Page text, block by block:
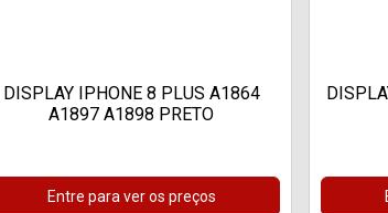
DISPLAY IPHONE 8 PLUS A1864
A1897 A1898 PRETO
Entre para ver os preços